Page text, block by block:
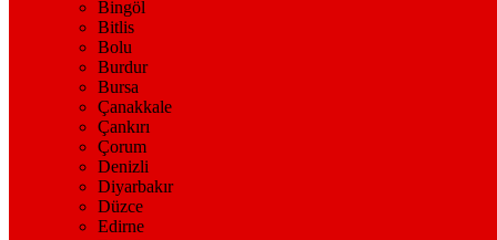
Bingöl
Bitlis
Bolu
Burdur
Bursa
Çanakkale
Çankırı
Çorum
Denizli
Diyarbakır
Düzce
Edirne